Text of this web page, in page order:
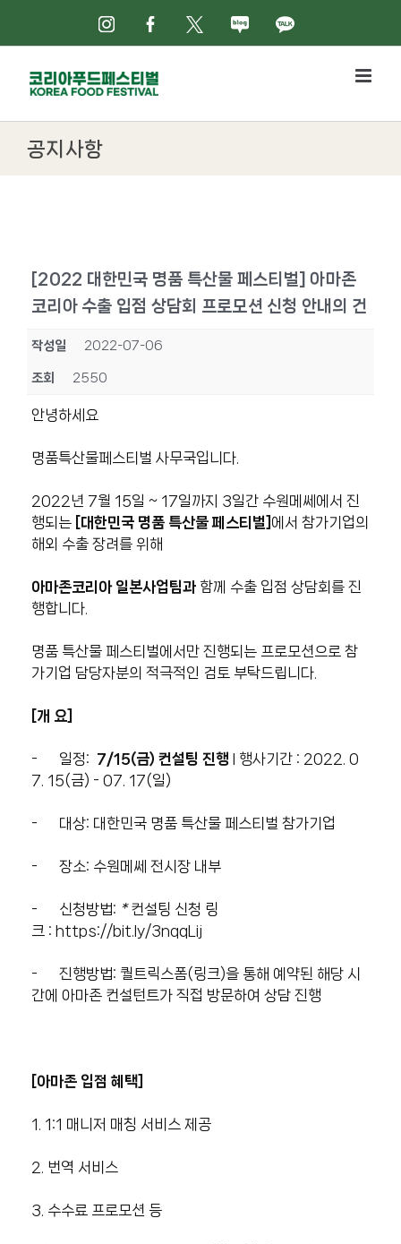
인스타그램
페이스북
X 네이버블로그
카카오톡
공지사항
[2022 대한민국 명품 특산물 페스티벌] 아마존
코리아 수출 입점 상담회 프로모션 신청 안내의 건
작성일 2022-07-06
조회 2550
안녕하세요
명품특산물페스티벌 사무국입니다.
2022년 7월 15일 ~ 17일까지 3일간 수원메쎄에서 진
행되는 [대한민국 명품 특산물 페스티벌] 에서 참가기업의
해외 수출 장려를 위해
아마존코리아 일본사업팀과함께 수출 입점 상담회를 진
행합니다.
명품 특산물 페스티벌에서만 진행되는 프로모션으로 참
가기업 담당자분의 적극적인 검토 부탁드립니다.
[개 요]
- 일정: 7/15(금) 컨설팅 진행 l 행사기간 : 2022. 0
7. 15(금) - 07. 17(일)
- 대상: 대한민국 명품 특산물 페스티벌 참가기업
- 장소: 수원메쎄 전시장 내부
- 신청방법: *컨설팅 신청 링
크 : https://bit.ly/3nqqLij
- 진행방법: 퀄트릭스폼(링크)을 통해 예약된 해당 시
간에 아마존 컨설턴트가 직접 방문하여 상담 진행
[아마존 입점 혜택]
1. 1:1 매니저 매칭 서비스 제공
2. 번역 서비스
3. 수수료 프로모션 등